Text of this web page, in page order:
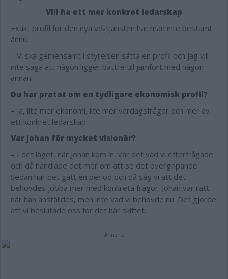
Vill ha ett mer konkret ledarskap
Exakt profil för den nya vd-tjänsten har man inte bestämt
ännu.
– Vi ska gemensamt i styrelsen sätta en profil och jag vill
inte säga att någon ligger bättre till jämfört med någon
annan.
Du har pratat om en tydligare ekonomisk profil?
– Ja, lite mer ekonomi, lite mer vardagsfrågor och mer av
ett konkret ledarskap.
Var Johan för mycket visionär?
– I det läget, när Johan kom in, var det vad vi efterfrågade
och då handlade det mer om att se det övergripande.
Sedan har det gått en period och då såg vi att det
behövdes jobba mer med konkreta frågor. Johan var rätt
när han anställdes, men inte vad vi behövde nu. Det gjorde
att vi beslutade oss för det här skiftet.
Annons: